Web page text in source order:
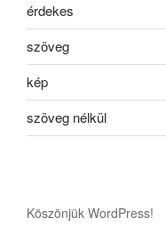
érdekes
szöveg
kép
szöveg nélkül
Köszönjük WordPress!